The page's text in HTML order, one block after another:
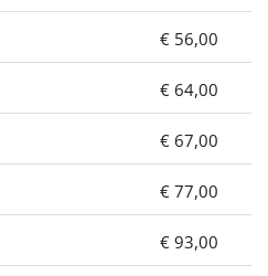
€ 56,00
€ 64,00
€ 67,00
€ 77,00
€ 93,00